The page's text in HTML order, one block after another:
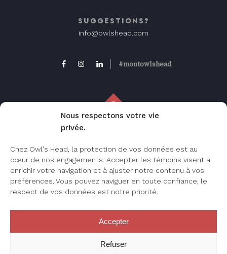
Nous respectons votre vie
privée.
Chez Owl's Head, la protection de vos données est au
cœur de nos engagements. Accepter les témoins visent à
enrichir votre navigation et à ajuster notre contenu à vos
préférences. Vous pouvez naviguer en toute confiance, le
respect de vos données est notre priorité.
Accepter
Refuser
SUGGESTIONS?
info@owlshead.com
#montowlshead
Foire aux questions, consultez cette page
pour les questions les plus fréquemment
posées.
Créez votre compte Owl’s Head sur notre